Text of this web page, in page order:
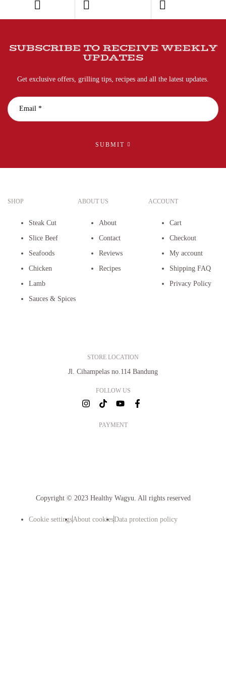
SUBSCRIBE TO RECEIVE WEEKLY
UPDATES
Get exclusive offers, grilling tips, recipes and all the latest updates.
SUBMIT
SHOP
Steak Cut
Slice Beef
Seafoods
Chicken
Lamb
Sauces & Spices
ABOUT US
About
Contact
Reviews
Recipes
ACCOUNT
Cart
Checkout
My account
Shipping FAQ
Privacy Policy
STORE LOCATION
Jl. Cihampelas no.114 Bandung
FOLLOW US
PAYMENT
Copyright © 2023 Healthy Wagyu. All rights reserved
Cookie settingsAbout cookiesData protection policy